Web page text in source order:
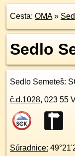
Cesta: OMA»
Sedlo
Sedlo Semeteš:
č.d.1028, 023 55
Súradnice: